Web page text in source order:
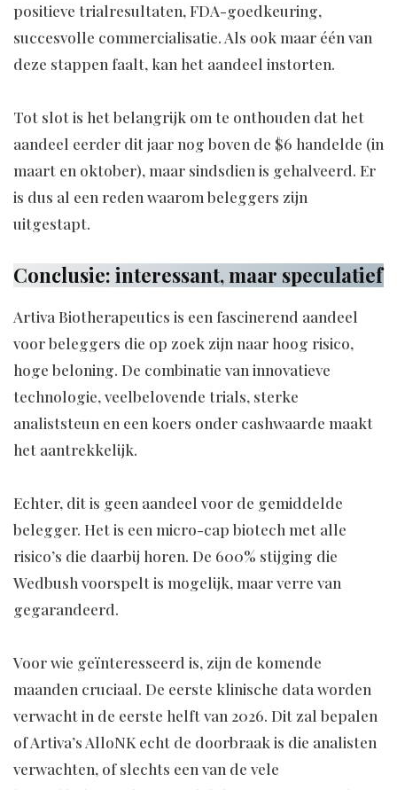
positieve trialresultaten, FDA-goedkeuring,
succesvolle commercialisatie. Als ook maar één van
deze stappen faalt, kan het aandeel instorten.
Tot slot is het belangrijk om te onthouden dat het
aandeel eerder dit jaar nog boven de $6 handelde (in
maart en oktober), maar sindsdien is gehalveerd. Er
is dus al een reden waarom beleggers zijn
uitgestapt.
Conclusie: interessant, maar speculatief
Artiva Biotherapeutics is een fascinerend aandeel
voor beleggers die op zoek zijn naar hoog risico,
hoge beloning. De combinatie van innovatieve
technologie, veelbelovende trials, sterke
analiststeun en een koers onder cashwaarde maakt
het aantrekkelijk.
Echter, dit is geen aandeel voor de gemiddelde
belegger. Het is een micro-cap biotech met alle
risico’s die daarbij horen. De 600% stijging die
Wedbush voorspelt is mogelijk, maar verre van
gegarandeerd.
Voor wie geïnteresseerd is, zijn de komende
maanden cruciaal. De eerste klinische data worden
verwacht in de eerste helft van 2026. Dit zal bepalen
of Artiva’s AlloNK echt de doorbraak is die analisten
verwachten, of slechts een van de vele